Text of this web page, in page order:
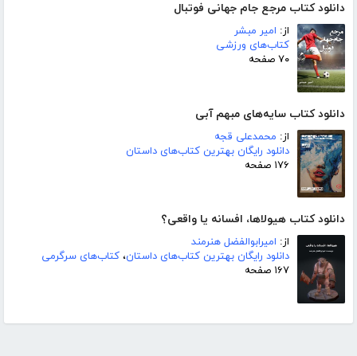
دانلود کتاب مرجع جام جهانی فوتبال
از: امیر مبشر
کتاب‌های ورزشی
۷۰ صفحه
دانلود کتاب سایه‌های مبهم آبی
از: محمدعلی قجه
دانلود رایگان بهترین کتاب‌های داستان
۱۷۶ صفحه
دانلود کتاب هیولاها، افسانه یا واقعی؟
از: امیرابوالفضل هنرمند
دانلود رایگان بهترین کتاب‌های داستان، کتاب‌های سرگرمی
۱۶۷ صفحه